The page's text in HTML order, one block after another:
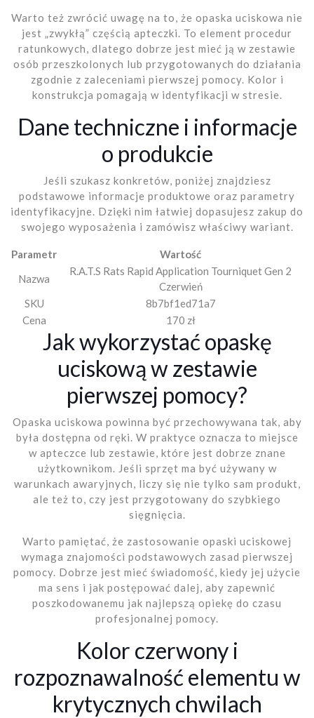
Warto też zwrócić uwagę na to, że opaska uciskowa nie
jest „zwykłą” częścią apteczki. To element procedur
ratunkowych, dlatego dobrze jest mieć ją w zestawie
osób przeszkolonych lub przygotowanych do działania
zgodnie z zaleceniami pierwszej pomocy. Kolor i
konstrukcja pomagają w identyfikacji w stresie.
Dane techniczne i informacje
o produkcie
Jeśli szukasz konkretów, poniżej znajdziesz
podstawowe informacje produktowe oraz parametry
identyfikacyjne. Dzięki nim łatwiej dopasujesz zakup do
swojego wyposażenia i zamówisz właściwy wariant.
Parametr
Wartość
Nazwa
R.A.T.S Rats Rapid Application Tourniquet Gen 2
Czerwień
SKU
8b7bf1ed71a7
Cena
170 zł
Jak wykorzystać opaskę
uciskową w zestawie
pierwszej pomocy?
Opaska uciskowa powinna być przechowywana tak, aby
była dostępna od ręki. W praktyce oznacza to miejsce
w apteczce lub zestawie, które jest dobrze znane
użytkownikom. Jeśli sprzęt ma być używany w
warunkach awaryjnych, liczy się nie tylko sam produkt,
ale też to, czy jest przygotowany do szybkiego
sięgnięcia.
Warto pamiętać, że zastosowanie opaski uciskowej
wymaga znajomości podstawowych zasad pierwszej
pomocy. Dobrze jest mieć świadomość, kiedy jej użycie
ma sens i jak postępować dalej, aby zapewnić
poszkodowanemu jak najlepszą opiekę do czasu
profesjonalnej pomocy.
Kolor czerwony i
rozpoznawalność elementu w
krytycznych chwilach